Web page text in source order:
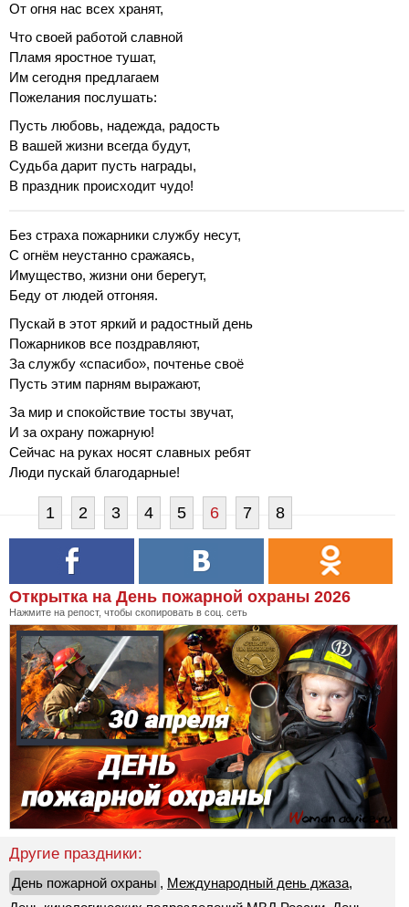
От огня нас всех хранят,
Что своей работой славной
Пламя яростное тушат,
Им сегодня предлагаем
Пожелания послушать:
Пусть любовь, надежда, радость
В вашей жизни всегда будут,
Судьба дарит пусть награды,
В праздник происходит чудо!
Без страха пожарники службу несут,
С огнём неустанно сражаясь,
Имущество, жизни они берегут,
Беду от людей отгоняя.
Пускай в этот яркий и радостный день
Пожарников все поздравляют,
За службу «спасибо», почтенье своё
Пусть этим парням выражают,
За мир и спокойствие тосты звучат,
И за охрану пожарную!
Сейчас на руках носят славных ребят
Люди пускай благодарные!
1 2 3 4 5 6 7 8
Открытка на День пожарной охраны 2026
Нажмите на репост, чтобы скопировать в соц. сеть
Другие праздники:
День пожарной охраны , Международный день джаза,